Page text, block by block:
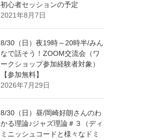
初心者セッションの予定
2021年8月7日
8/30（日）夜19時～20時半/みん
なで話そう！ZOOM交流会（ワ
ークショップ参加経験者対象）
【参加無料】
2026年7月29日
8/30（日）昼/岡崎好朗さんのわ
かる理論♪ジャズ理論＃３（ディ
ミニッシュコードと様々なドミ